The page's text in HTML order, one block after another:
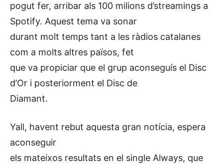
pogut fer, arribar als 100 milions d’streamings a
Spotify. Aquest tema va sonar
durant molt temps tant a les ràdios catalanes
com a molts altres països, fet
que va propiciar que el grup aconseguís el Disc
d’Or i posteriorment el Disc de
Diamant.
Yall, havent rebut aquesta gran notícia, espera
aconseguir
els mateixos resultats en el single Always, que